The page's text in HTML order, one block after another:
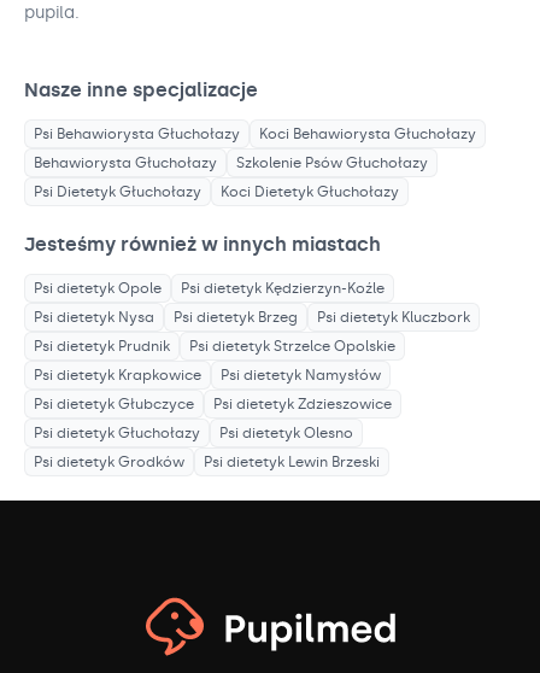
pupila.
Nasze inne specjalizacje
Psi Behawiorysta Głuchołazy Koci Behawiorysta Głuchołazy
Behawiorysta Głuchołazy Szkolenie Psów Głuchołazy
Psi Dietetyk Głuchołazy Koci Dietetyk Głuchołazy
Jesteśmy również w innych miastach
Psi dietetyk Opole Psi dietetyk Kędzierzyn-Koźle
Psi dietetyk Nysa Psi dietetyk Brzeg Psi dietetyk Kluczbork
Psi dietetyk Prudnik Psi dietetyk Strzelce Opolskie
Psi dietetyk Krapkowice Psi dietetyk Namysłów
Psi dietetyk Głubczyce Psi dietetyk Zdzieszowice
Psi dietetyk Głuchołazy Psi dietetyk Olesno
Psi dietetyk Grodków Psi dietetyk Lewin Brzeski